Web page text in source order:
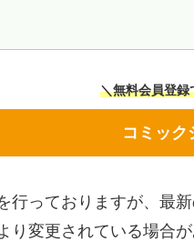
＼無料会員登
コミック
行っておりますが、最
り変更されている場合